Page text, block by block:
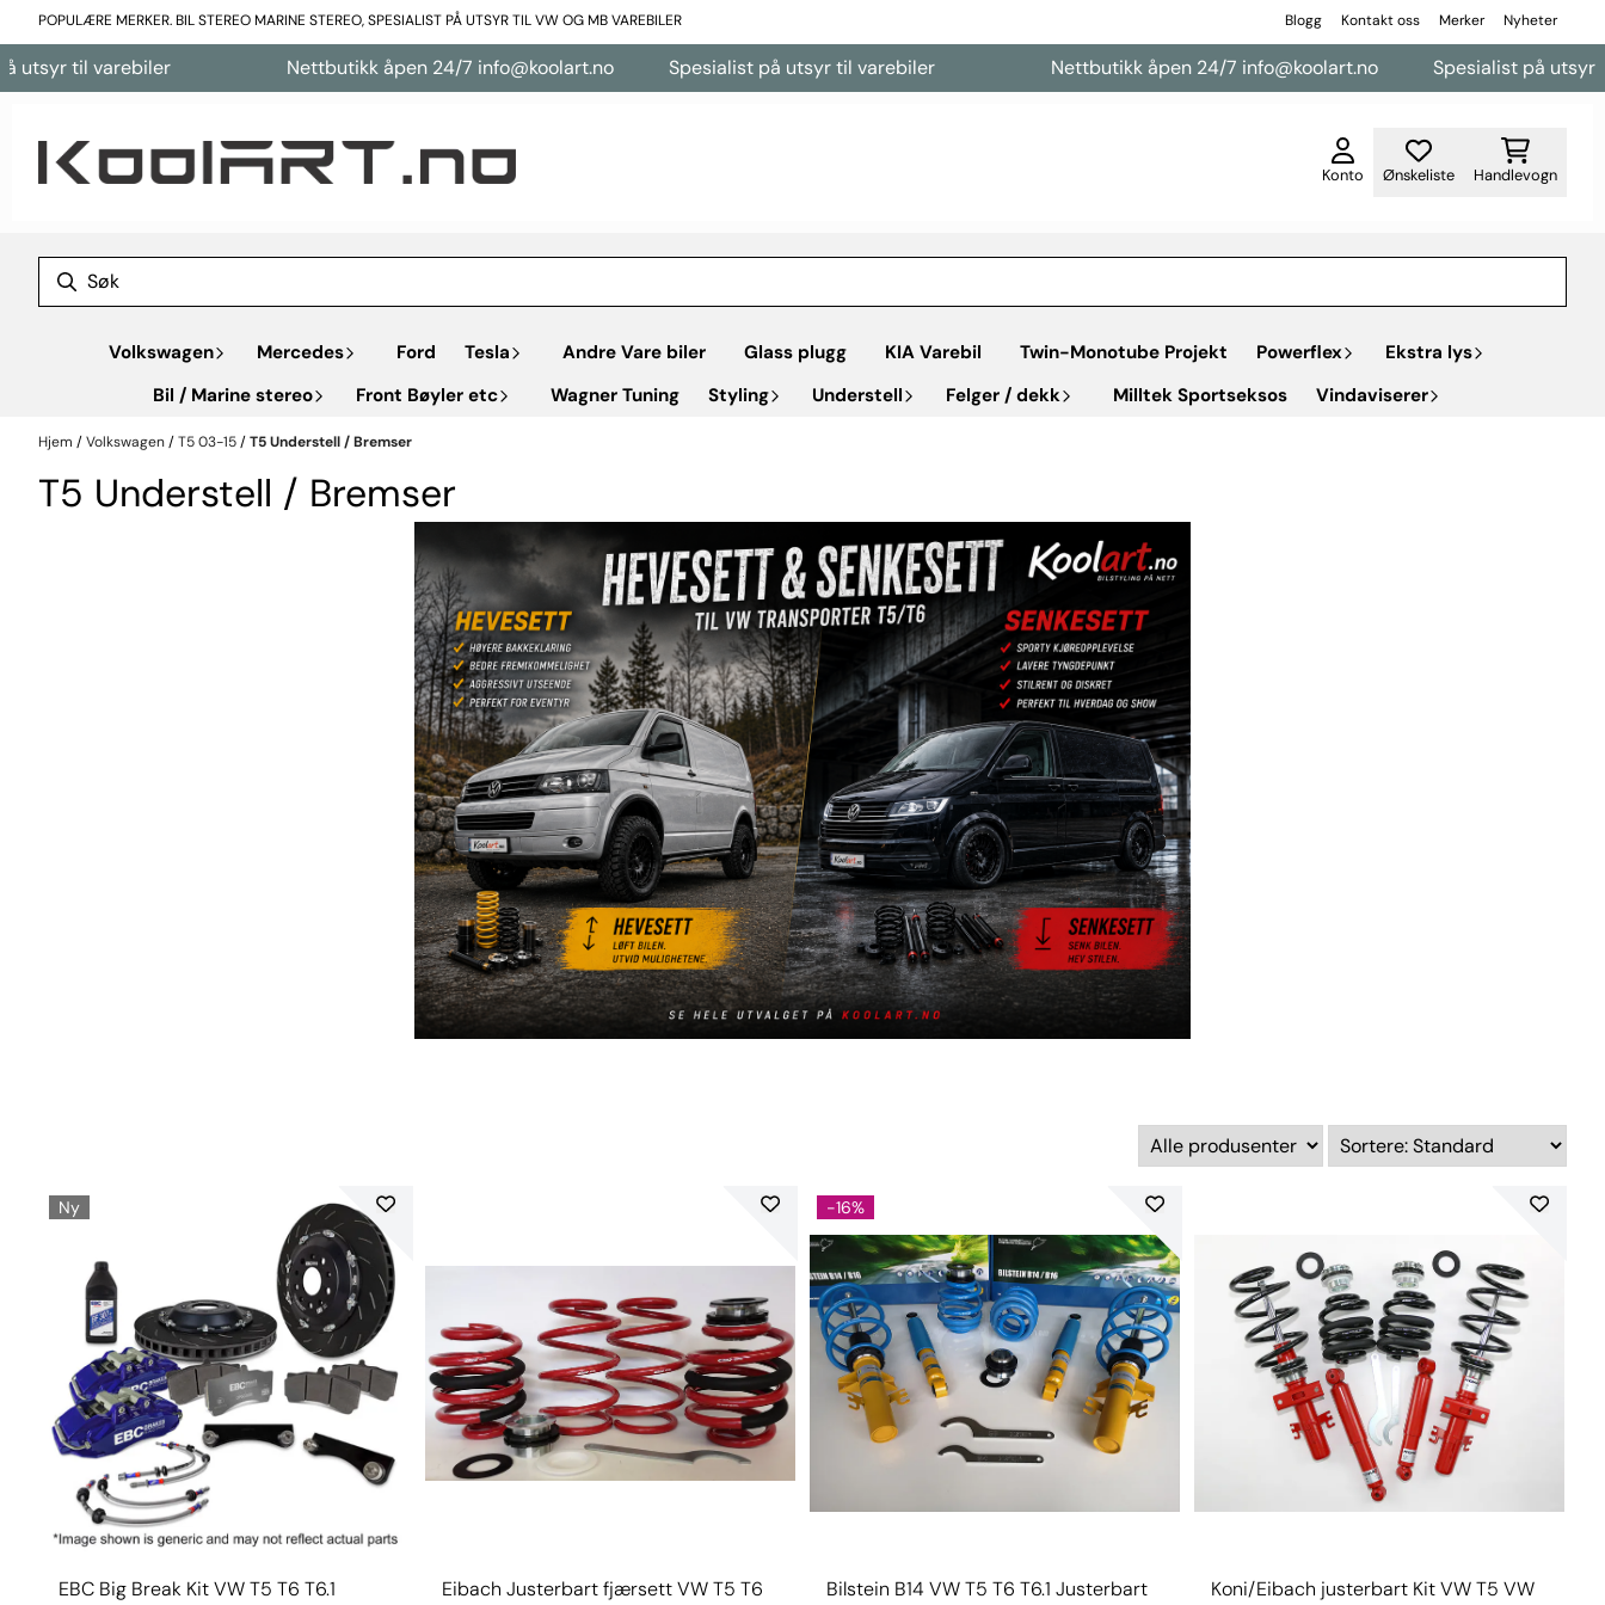
Hopp til innhold
POPULÆRE MERKER. BIL STEREO MARINE STEREO, SPESIALIST PÅ UTSYR TIL VW OG MB VAREBILER Blogg Kontakt oss Merker Nyheter
Nettbutikk åpen 24/7 info@koolart.no Spesialist på utsyr til varebiler Nettbutikk åpen 24/7 info@koolart.no Spesialist på utsyr til varebiler
Konto Ønskeliste Handlevogn
Volkswagen Mercedes Ford Tesla Andre Vare biler Glass plugg KIA Varebil Twin-Monotube Projekt Powerflex
Ekstra lys
Bil / Marine stereo
Front Bøyler etc Wagner Tuning Styling Understell Felger / dekk Milltek Sportseksos Vindaviserer
Hjem /Volkswagen/T5 03-15/T5 Understell / Bremser
T5 Understell / Bremser
Ny
EBC Big Break Kit VW T5 T6 T6.1
Eibach Justerbart fjærsett VW T5 T6
-16%
Bilstein B14 VW T5 T6 T6.1 Justerbart
Koni/Eibach justerbart Kit VW T5 VW